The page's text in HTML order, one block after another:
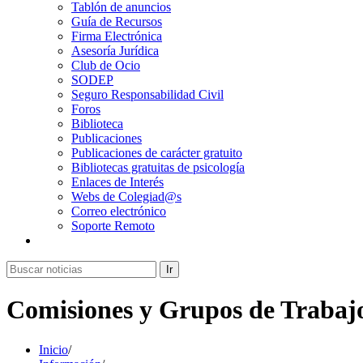
Tablón de anuncios
Guía de Recursos
Firma Electrónica
Asesoría Jurídica
Club de Ocio
SODEP
Seguro Responsabilidad Civil
Foros
Biblioteca
Publicaciones
Publicaciones de carácter gratuito
Bibliotecas gratuitas de psicología
Enlaces de Interés
Webs de Colegiad@s
Correo electrónico
Soporte Remoto
Ir
Comisiones y Grupos de
Inicio/